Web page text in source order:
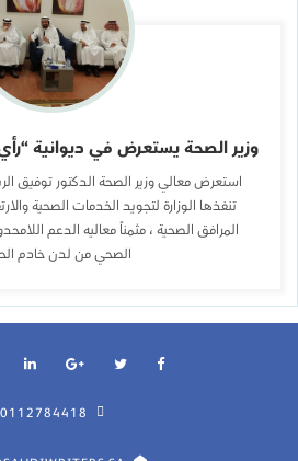
استعرض معالي وزير الصحة الدكتور توفيق
تنفذها الوزارة لتجويد الخدمات الصحية
المرافق الصحية ، مثمناً معاليه الدعم
الصحي من لدن خادم
0112784418